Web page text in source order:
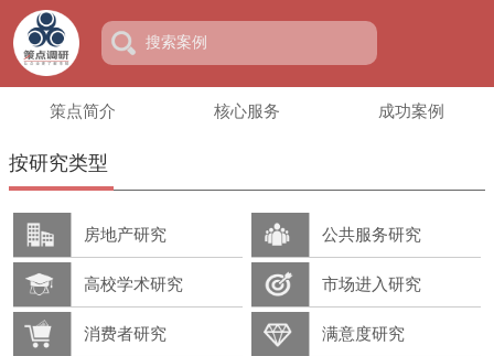
策点简介 核心服务 成功案例
按研究类型
房地产研究 公共服务研究
高校学术研究 市场进入研究
消费者研究 满意度研究